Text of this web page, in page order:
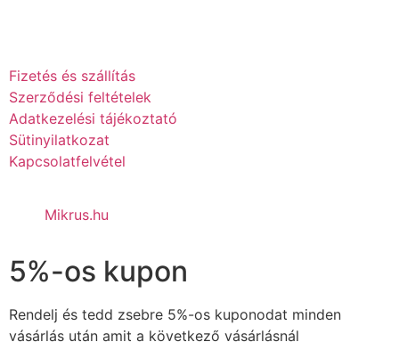
Fizetés és szállítás
Szerződési feltételek
Adatkezelési tájékoztató
Sütinyilatkozat
Kapcsolatfelvétel
Mikrus.hu
5%-os kupon
Rendelj és tedd zsebre 5%-os kuponodat minden
vásárlás után amit a következő vásárlásnál